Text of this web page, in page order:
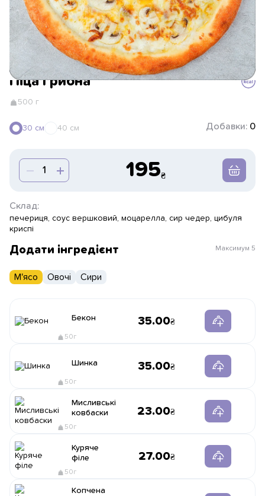
Піца Грибна
500 г
30 см 40 см Добавки: 0
195
Склад:
печериця, соус вершковий, моцарелла, сир чедер, цибуля
криспі
Додати інгредієнт Максимум 5
М'ясо Овочі Сири
Бекон
50г
35.00
Шинка
50г
35.00
Мисливські
ковбаски
50г
23.00
Куряче
філе
50г
27.00
Копчена